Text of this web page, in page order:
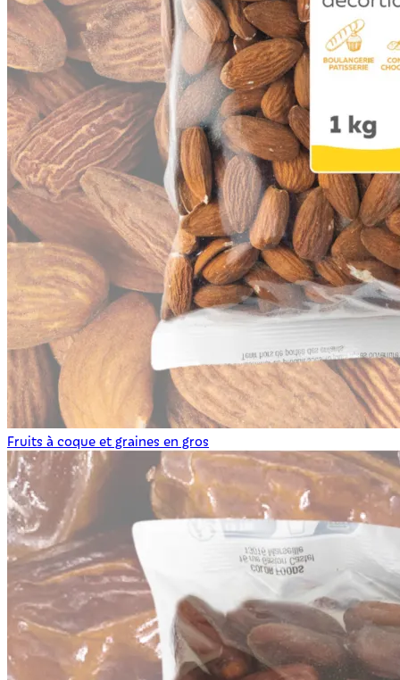
Fruits à coque et graines en gros